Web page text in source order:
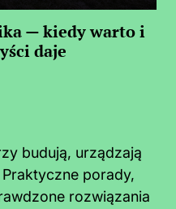
— kiedy warto i
daje
budują, urządzają
porady,
rozwiązania